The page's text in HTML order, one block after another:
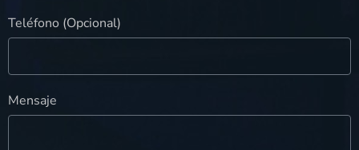
Teléfono (Opcional)
Mensaje